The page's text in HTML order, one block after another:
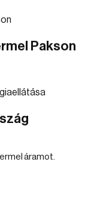
Pakson
áramot.